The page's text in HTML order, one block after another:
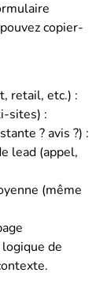
copier-
retail, etc.) :
sites) :
? avis ?) :
lead (appel,
(même
de